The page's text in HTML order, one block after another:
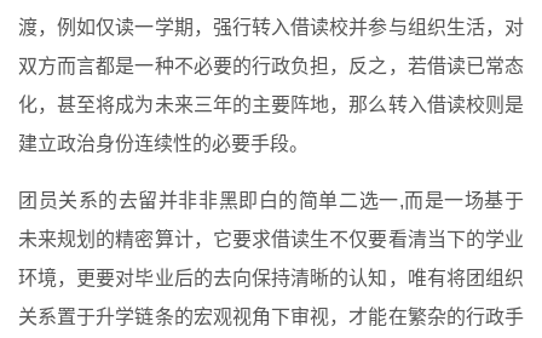
渡，例如仅读一学期，强行转入借读校并参与组织生活，对
双方而言都是一种不必要的行政负担，反之，若借读已常态
化，甚至将成为未来三年的主要阵地，那么转入借读校则是
建立政治身份连续性的必要手段。
团员关系的去留并非非黑即白的简单二选一,而是一场基于
未来规划的精密算计，它要求借读生不仅要看清当下的学业
环境，更要对毕业后的去向保持清晰的认知，唯有将团组织
关系置于升学链条的宏观视角下审视，才能在繁杂的行政手